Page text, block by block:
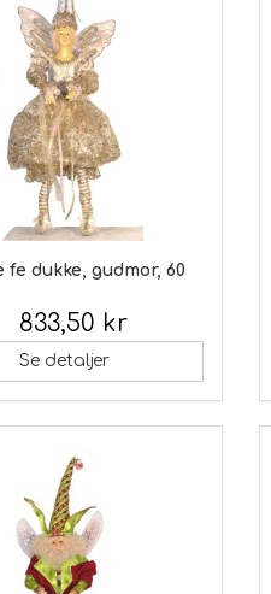
fe dukke, gudmor, 60
833,50 kr
Se detaljer